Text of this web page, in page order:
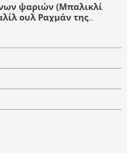
ψαριών (Μπαλικλί
ουλ Ραχμάν της
στο σημείο όπου κατά
τον Αβραάμ στη